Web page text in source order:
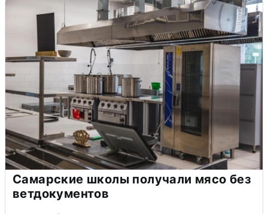
Самарские школы получали мясо без
ветдокументов